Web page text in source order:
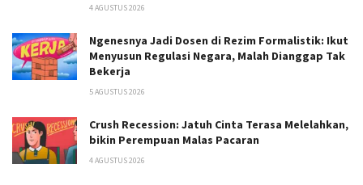
4 AGUSTUS 2026
Ngenesnya Jadi Dosen di Rezim Formalistik: Ikut
Menyusun Regulasi Negara, Malah Dianggap Tak
Bekerja
5 AGUSTUS 2026
Crush Recession: Jatuh Cinta Terasa Melelahkan,
bikin Perempuan Malas Pacaran
4 AGUSTUS 2026